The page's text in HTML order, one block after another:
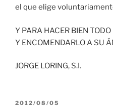
el que elige
Y PARA HACER BIEN
Y ENCOMENDARLO A SU
JORGE LORING, S.I.
PUBLICADO
2012/08/05